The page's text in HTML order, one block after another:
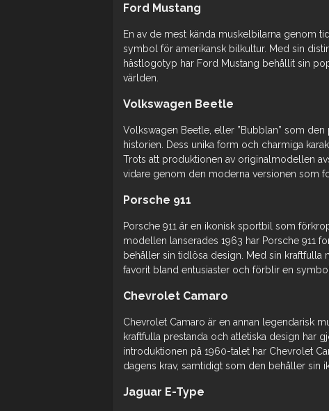
Ford Mustang
En av de mest kända muskelbilarna genom
symbol för amerikansk bilkultur. Med sin
hästlogotyp har Ford Mustang behållit sin
världen.
Volkswagen Beetle
Volkswagen Beetle, eller ”Bubblan” som
historien. Dess unika form och charmiga
Trots att produktionen av originalmodellen
vidare genom den moderna versionen som
Porsche 911
Porsche 911 är en ikonisk sportbil som
modellen lanserades 1963 har Porsche 911
behåller sin tidlösa design. Med sin kraftfulla
favorit bland entusiaster och förblir en
Chevrolet Camaro
Chevrolet Camaro är en annan legendarisk
kraftfulla prestanda och atletiska design har
introduktionen på 1960-talet har Chevrolet
dagens krav, samtidigt som den behåller sin
Jaguar E-Type